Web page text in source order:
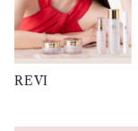
REVI